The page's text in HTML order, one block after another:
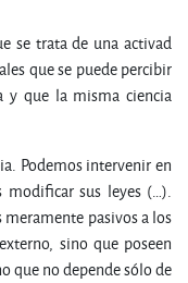
se trata de una activad
que se puede percibir
y que la misma ciencia
Podemos intervenir en
modificar sus leyes (…).
meramente pasivos a los
sino que poseen
que no depende sólo de